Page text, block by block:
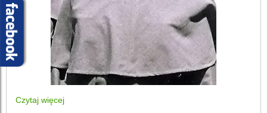
Czytaj więcej